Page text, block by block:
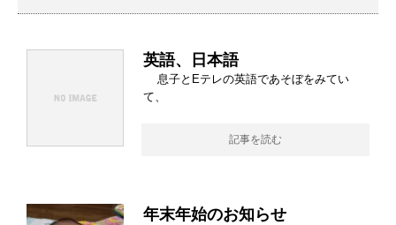
英語、日本語
息子とEテレの英語であそぼをみてい
て、
記事を読む
年末年始のお知らせ